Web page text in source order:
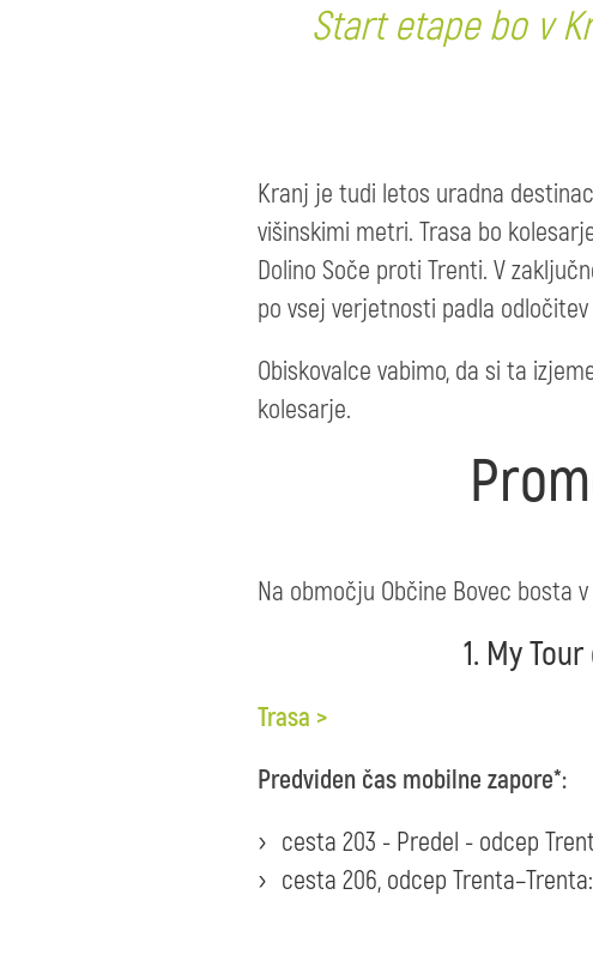
Start etape bo v
Kranj je tudi letos uradna
višinskimi metri. Trasa bo
Dolino Soče proti Trenti. V
po vsej verjetnosti padla
Obiskovalce vabimo, da si ta
kolesarje.
Na območju Občine Bovec bosta
1. My
Trasa >
Predviden čas mobilne zapore*:
cesta 203 - Predel - odcep
cesta 206, odcep Trenta–Trenta: